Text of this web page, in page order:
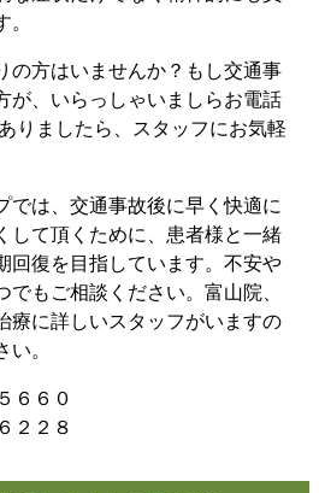
の方はいませんか？もし交通事
が、いらっしゃいましらお電話
りましたら、スタッフにお気軽
では、交通事故後に早く快適に
して頂くために、患者様と一緒
回復を目指しています。不安や
もご相談ください。富山院、
療に詳しいスタッフがいますの
。
６６０
２２８